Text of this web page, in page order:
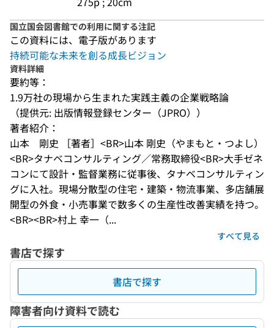
国立国会図書館での利用に関する注記
この資料には、電子版があります
持続可能な未来を創る成長ビジョン
資料詳細
要約等：
1.9万社の現場から生まれた実践主義の企業戦略論
（提供元: 出版情報登録センター（JPRO））
著者紹介：
山本　剛史 ［著者］<BR>山本 剛史（やまもと・つよし）
<BR>タナベコンサルティング／常務取締役<BR>大手ゼネ
コンにて設計・監督業務に従事後、タナベコンサルティン
グに入社。現場分散型の住宅・建築・物流事業、多店舗展
開型の外食・小売事業で数多くの生産性改善実績を持つ。
<BR><BR>村上 幸一（...
すべて見る
書店で探す
書店で探す
障害者向け資料で読む